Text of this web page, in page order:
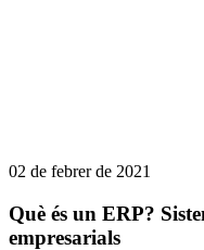
02 de febrer de 2021
Què és un ERP?
empresarials